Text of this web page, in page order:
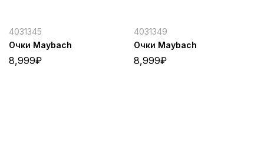
4031345
Очки Maybach
8,999₽
4031349
Очки Maybach
8,999₽